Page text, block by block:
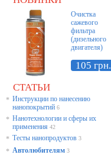
Очистка
сажевого
фильтра
(дизельного
двигателя)
105 грн.
СТАТЬИ
* Инструкции по нанесению
нанопокрытий 6
* Нанотехнологии и сферы их
применения 42
* Тесты нанопродуктов 3
* Автолюбителям 3